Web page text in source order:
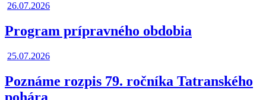
26.07.2026
Program prípravného obdobia
25.07.2026
Poznáme rozpis 79. ročníka Tatranského